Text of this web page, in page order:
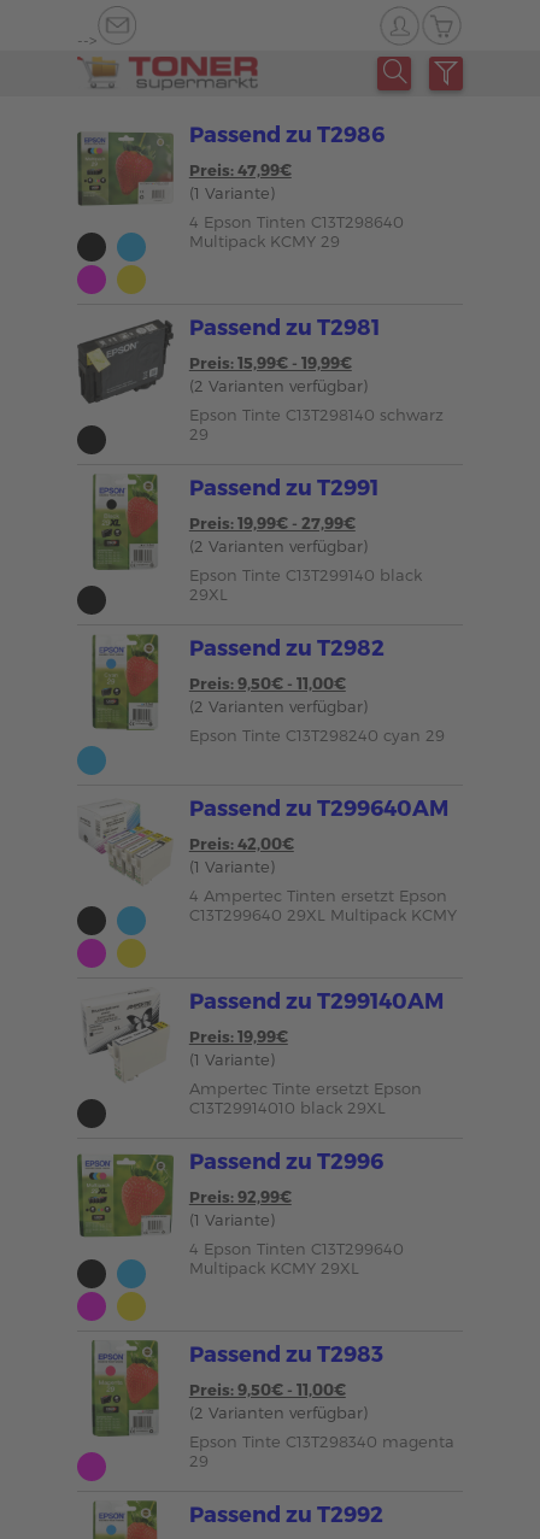
-->
Passend zu T2986
Preis: 47,99€
(1 Variante)
4 Epson Tinten C13T298640
Multipack KCMY 29
Passend zu T2981
Preis: 15,99€ - 19,99€
(2 Varianten verfügbar)
Epson Tinte C13T298140 schwarz
29
Passend zu T2991
Preis: 19,99€ - 27,99€
(2 Varianten verfügbar)
Epson Tinte C13T299140 black
29XL
Passend zu T2982
Preis: 9,50€ - 11,00€
(2 Varianten verfügbar)
Epson Tinte C13T298240 cyan 29
Passend zu T299640AM
Preis: 42,00€
(1 Variante)
4 Ampertec Tinten ersetzt Epson
C13T299640 29XL Multipack KCMY
Passend zu T299140AM
Preis: 19,99€
(1 Variante)
Ampertec Tinte ersetzt Epson
C13T29914010 black 29XL
Passend zu T2996
Preis: 92,99€
(1 Variante)
4 Epson Tinten C13T299640
Multipack KCMY 29XL
Passend zu T2983
Preis: 9,50€ - 11,00€
(2 Varianten verfügbar)
Epson Tinte C13T298340 magenta
29
Passend zu T2992